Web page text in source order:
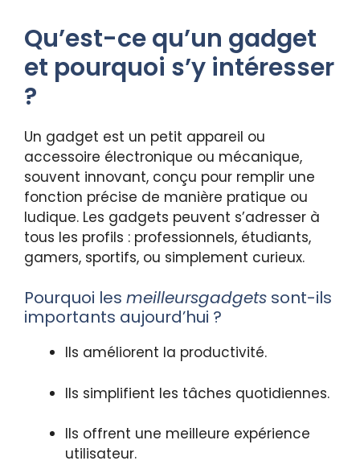
Qu’est-ce qu’un gadget
et pourquoi s’y intéresser
?
Un gadget est un petit appareil ou
accessoire électronique ou mécanique,
souvent innovant, conçu pour remplir une
fonction précise de manière pratique ou
ludique. Les gadgets peuvent s’adresser à
tous les profils : professionnels, étudiants,
gamers, sportifs, ou simplement curieux.
Pourquoi les meilleursgadgets sont-ils
importants aujourd’hui ?
Ils améliorent la productivité.
Ils simplifient les tâches quotidiennes.
Ils offrent une meilleure expérience
utilisateur.